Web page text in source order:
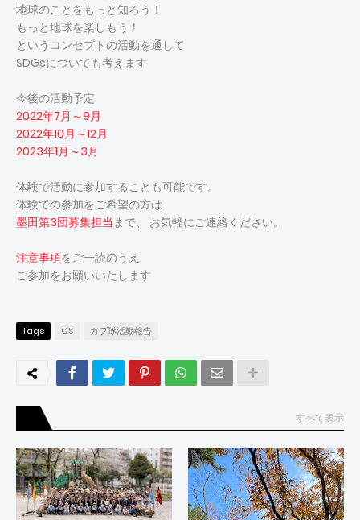
地球のことをもっと知ろう！
もっと地球を楽しもう！
というコンセプトの活動を通して
SDGsについても考えます
今後の活動予定
2022年7月～9月
2022年10月～12月
2023年1月～3月
体験で活動に参加することも可能です。
体験での参加をご希望の方は
墨田第3団募集担当 まで、 お気軽にご連絡ください。
注意事項をご一読のうえ
ご参加をお願いいたします
Tags CS カブ隊活動報告
すべて表示